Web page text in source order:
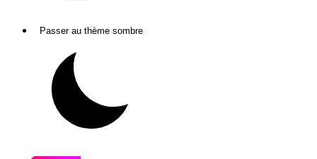
Passer au thème sombre